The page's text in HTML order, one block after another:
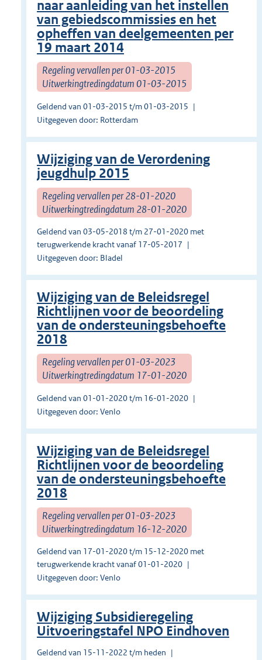
naar aanleiding van het instellen
van gebiedscommissies en het
opheffen van deelgemeenten per
19 maart 2014
Regeling vervallen per 01-03-2015
Uitwerkingtredingdatum 01-03-2015
Geldend van 01-03-2015 t/m 01-03-2015
Uitgegeven door: Rotterdam
Wijziging van de Verordening
jeugdhulp 2015
Regeling vervallen per 28-01-2020
Uitwerkingtredingdatum 28-01-2020
Geldend van 03-05-2018 t/m 27-01-2020 met
terugwerkende kracht vanaf 17-05-2017
Uitgegeven door: Bladel
Wijziging van de Beleidsregel
Richtlijnen voor de beoordeling
van de ondersteuningsbehoefte
2018
Regeling vervallen per 01-03-2023
Uitwerkingtredingdatum 17-01-2020
Geldend van 01-01-2020 t/m 16-01-2020
Uitgegeven door: Venlo
Wijziging van de Beleidsregel
Richtlijnen voor de beoordeling
van de ondersteuningsbehoefte
2018
Regeling vervallen per 01-03-2023
Uitwerkingtredingdatum 16-12-2020
Geldend van 17-01-2020 t/m 15-12-2020 met
terugwerkende kracht vanaf 01-01-2020
Uitgegeven door: Venlo
Wijziging Subsidieregeling
Uitvoeringstafel NPO Eindhoven
Geldend van 15-11-2022 t/m heden